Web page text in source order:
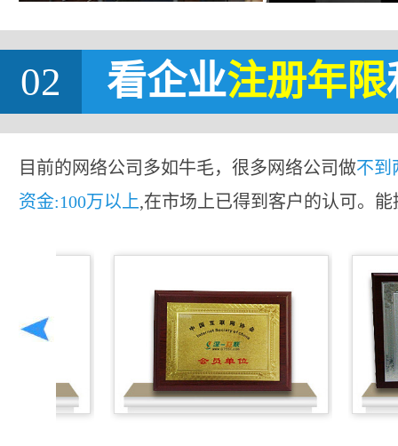
02 看企业注册年限
目前的网络公司多如牛毛，很多网络公司做不到
资金:100万以上,在市场上已得到客户的认可。